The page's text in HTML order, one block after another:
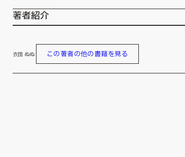
著者紹介
衣田 ぬぬ この著者の他の書籍を見る